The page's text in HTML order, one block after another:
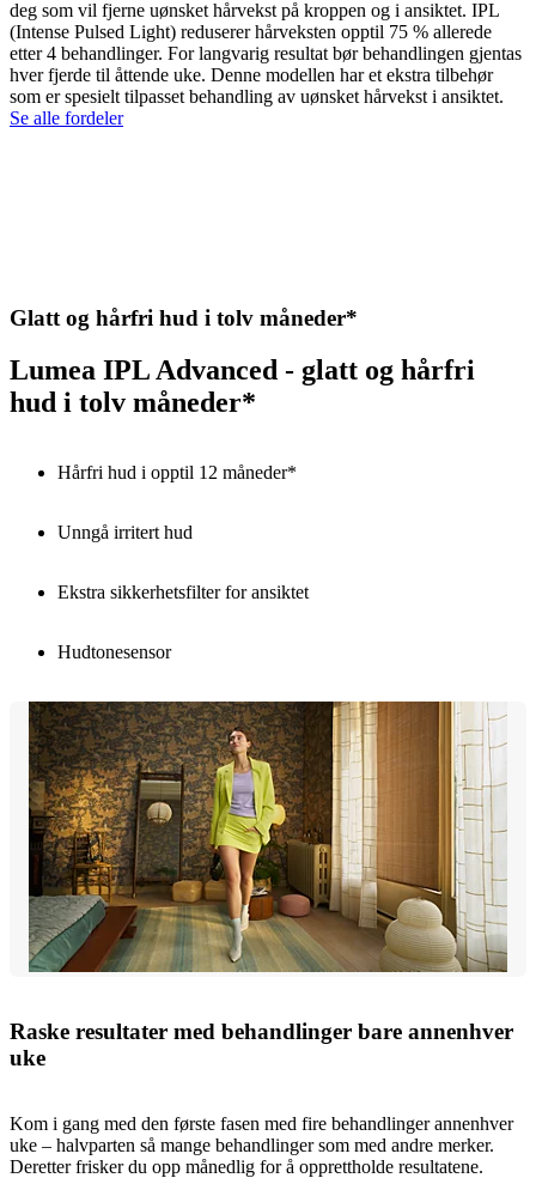
deg som vil fjerne uønsket hårvekst på kroppen og i ansiktet. IPL
(Intense Pulsed Light) reduserer hårveksten opptil 75 % allerede
etter 4 behandlinger. For langvarig resultat bør behandlingen gjentas
hver fjerde til åttende uke. Denne modellen har et ekstra tilbehør
som er spesielt tilpasset behandling av uønsket hårvekst i ansiktet.
Se alle fordeler
Glatt og hårfri hud i tolv måneder*
Lumea IPL Advanced - glatt og hårfri
hud i tolv måneder*
Hårfri hud i opptil 12 måneder*
Unngå irritert hud
Ekstra sikkerhetsfilter for ansiktet
Hudtonesensor
Raske resultater med behandlinger bare annenhver
uke
Kom i gang med den første fasen med fire behandlinger annenhver
uke – halvparten så mange behandlinger som med andre merker.
Deretter frisker du opp månedlig for å opprettholde resultatene.